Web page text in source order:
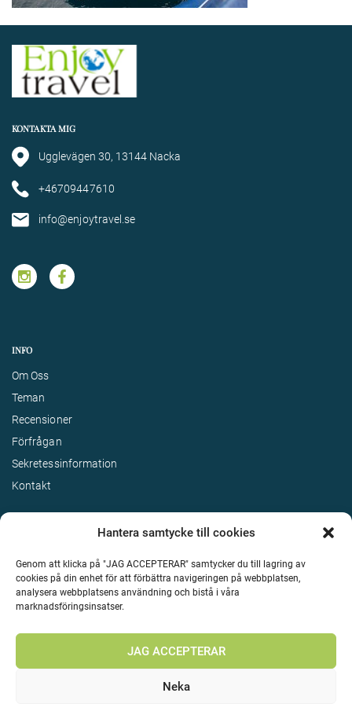
Hantera samtycke till cookies
Genom att klicka på "JAG ACCEPTERAR" samtycker du till lagring av
cookies på din enhet för att förbättra navigeringen på webbplatsen,
analysera webbplatsens användning och bistå i våra
marknadsföringsinsatser.
JAG ACCEPTERAR
Neka
KONTAKTA MIG
Ugglevägen 30, 13144 Nacka
+46709447610
info@enjoytravel.se
INFO
Om Oss
Teman
Recensioner
Förfrågan
Sekretessinformation
Kontakt
Upphovsrätt 2026 Enjoy Travel Alla rättigheter reserverade